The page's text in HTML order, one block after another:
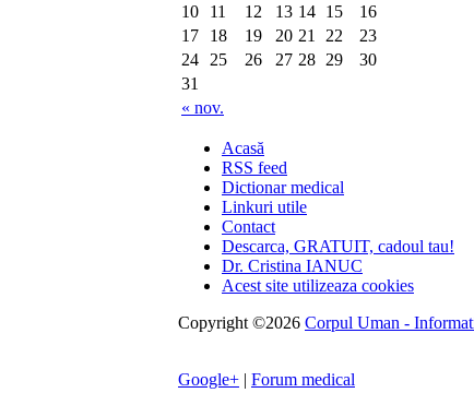
« nov.
10
11 12 13 14 15
16
17
18 19 20 21 22
23
24
25 26 27 28 29
30
31
Acasă
RSS feed
Dictionar medical
Linkuri utile
Contact
Descarca, GRATUIT, cadoul tau!
Dr. Cristina IANUC
Acest site utilizeaza cookies
Copyright ©2026 Corpul Uman -
Google+ | Forum medical